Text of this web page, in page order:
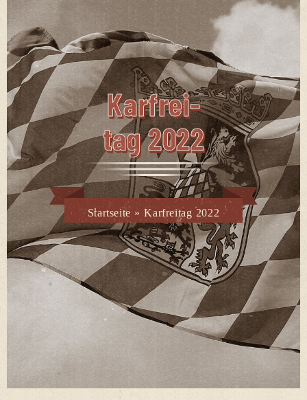
Kar­frei­
Tag 2022
Startseite »Karfreitag 2022